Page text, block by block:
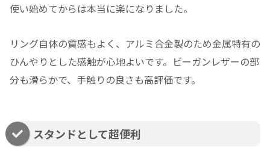
使い始めてからは本当に楽になりました。
リング自体の質感もよく、アルミ合金製のため金属特有の
ひんやりとした感触が心地よいです。ビーガンレザーの部
分も滑らかで、手触りの良さも高評価です。
スタンドとして超便利